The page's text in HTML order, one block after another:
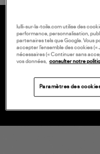
20 € EN VOUS INSCRIVANT
lulli-sur-la-toile.com utilise des
performance, personnalisation,
partenaires tels que Google. Vous
accepter l’ensemble des cookies
nécessaires (« Continuer sans
vos données,
consulter notre
Paramètres des